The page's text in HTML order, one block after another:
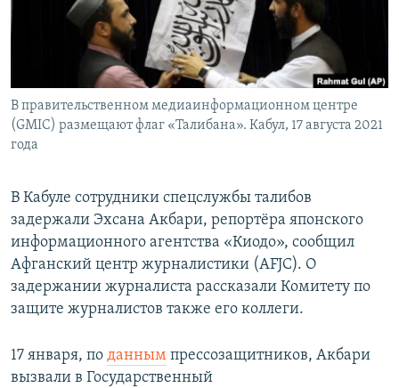
В правительственном медиаинформационном центре
(GMIC) размещают флаг «Талибана». Кабул, 17 августа 2021
года
В Кабуле сотрудники спецслужбы талибов
задержали Эхсана Акбари, репортёра японского
информационного агентства «Киодо», сообщил
Афганский центр журналистики (AFJC). О
задержании журналиста рассказали Комитету по
защите журналистов также его коллеги.
17 января, по данным прессозащитников, Акбари
вызвали в Государственный